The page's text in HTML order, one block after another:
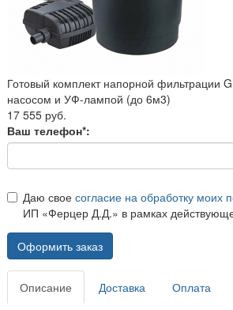
Готовый комплект напорной фильтрации
насосом и УФ-лампой (до 6м3)
17 555 руб.
Ваш телефон*:
Даю свое согласие на обработку моих
ИП «Ферцер Д.Д.» в рамках
Оформить заказ
Описание Доставка Оплата